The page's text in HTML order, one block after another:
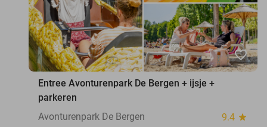
favorite_border
Entree Avonturenpark De Bergen + ijsje +
parkeren
Avonturenpark De Bergen
9.4 star